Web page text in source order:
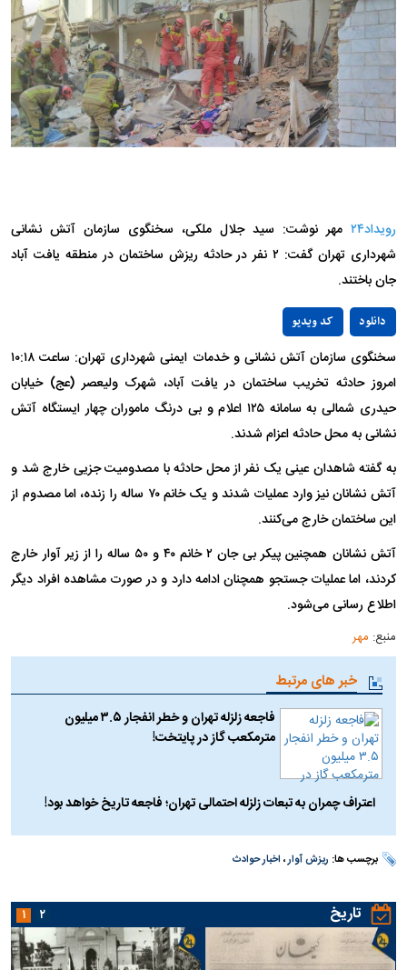
رویداد۲۴
مهر نوشت: سید جلال ملکی، سخنگوی سازمان آتش نشانی
شهرداری تهران گفت: ۲ نفر در حادثه ریزش ساختمان در منطقه یافت آباد
جان باختند.
Video
کد ویدیو دانلود
سخنگوی سازمان آتش نشانی و خدمات ایمنی شهرداری تهران: ساعت ۱۰:۱۸
امروز حادثه تخریب ساختمان در یافت آباد، شهرک ولیعصر (عج) خیابان
حیدری شمالی به سامانه ۱۲۵ اعلام و بی درنگ ماموران چهار ایستگاه آتش
نشانی به محل حادثه اعزام شدند.
به گفته شاهدان عینی یک نفر از محل حادثه با مصدومیت جزیی خارج شد و
آتش نشانان نیز وارد عملیات شدند و یک خانم ۷۰ ساله را زنده، اما مصدوم از
این ساختمان خارج می‌کنند.
آتش نشانان همچنین پیکر بی جان ۲ خانم ۴۰ و ۵۰ ساله را از زیر آوار خارج
کردند، اما عملیات جستجو همچنان ادامه دارد و در صورت مشاهده افراد دیگر
اطلاع رسانی می‌شود.
منبع: مهر
خبر های مرتبط
فاجعه زلزله تهران و خطر انفجار ۳.۵ میلیون
مترمکعب گاز در پایتخت!
اعتراف چمران به تبعات زلزله احتمالی تهران؛ فاجعه تاریخ خواهد بود!
برچسب ها: ریزش آوار، اخبار حوادث
تاریخ ۱ ۲